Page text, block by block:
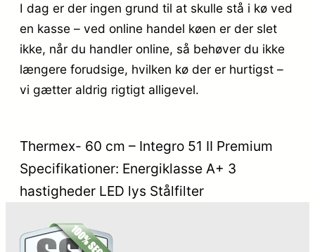
I dag er der ingen grund til at skulle stå i kø ved
en kasse – ved online handel køen er der slet
ikke, når du handler online, så behøver du ikke
længere forudsige, hvilken kø der er hurtigst –
vi gætter aldrig rigtigt alligevel.
Thermex- 60 cm – Integro 51 II Premium
Specifikationer: Energiklasse A+ 3
hastigheder LED lys Stålfilter